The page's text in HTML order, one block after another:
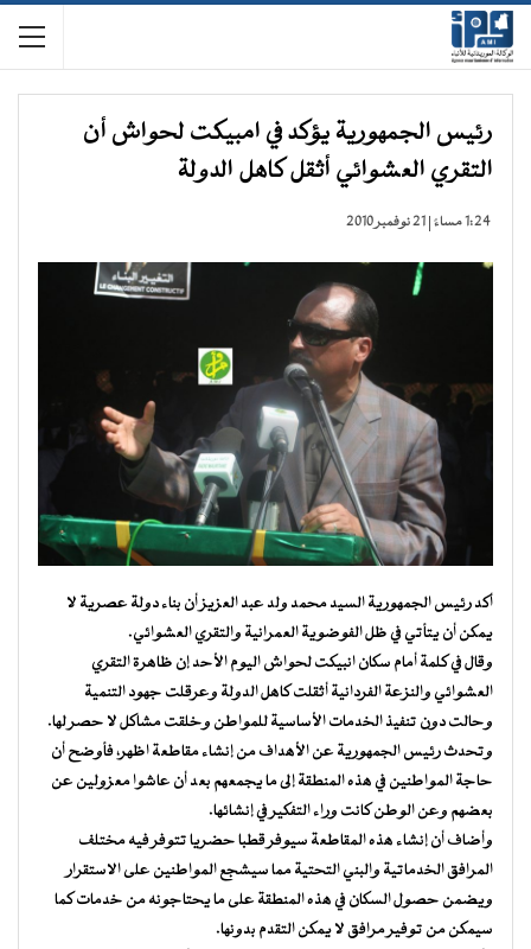
رئيس الجمهورية يؤكد في امبيكت لحواش أن
التقري العشوائي أثقل كاهل الدولة
1:24 مساءً | 21 نوفمبر 2010
أكد رئيس الجمهورية السيد محمد ولد عبد العزيز أن بناء دولة عصرية لا
يمكن أن يتأتي في ظل الفوضوية العمرانية والتقري العشوائي.
وقال في كلمة أمام سكان انبيكت لحواش اليوم الأحد إن ظاهرة التقري
العشوائي والنزعة الفردانية أثقلت كاهل الدولة وعرقلت جهود التنمية
وحالت دون تنفيذ الخدمات الأساسية للمواطن وخلقت مشاكل لا حصر لها.
وتحدث رئيس الجمهورية عن الأهداف من إنشاء مقاطعة اظهر، فأوضح أن
حاجة المواطنين في هذه المنطقة إلى ما يجمعهم بعد أن عاشوا معزولين عن
بعضهم وعن الوطن كانت وراء التفكير في إنشائها.
وأضاف أن إنشاء هذه المقاطعة سيوفر قطبا حضريا تتوفر فيه مختلف
المرافق الخدماتية والبني التحتية مما سيشجع المواطنين على الاستقرار
ويضمن حصول السكان في هذه المنطقة على ما يحتاجونه من خدمات كما
سيمكن من توفير مرافق لا يمكن التقدم بدونها.